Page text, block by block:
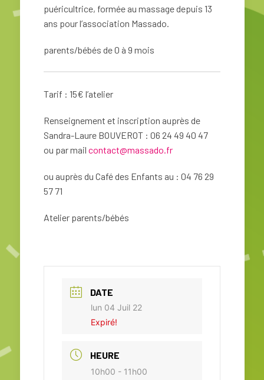
puéricultrice, formée au massage depuis 13
ans pour l’association Massado.
parents/bébés de 0 à 9 mois
Tarif : 15€ l’atelier
Renseignement et inscription auprès de
Sandra-Laure BOUVEROT : 06 24 49 40 47
ou par mail contact@massado.fr
ou auprès du Café des Enfants au : 04 76 29
57 71
Atelier parents/bébés
DATE
lun 04 Juil 22
Expiré!
HEURE
10h00 - 11h00